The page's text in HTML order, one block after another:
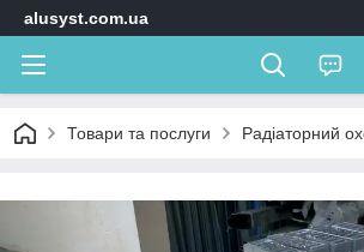
alusyst.com.ua
Товари та послуги Радіаторний